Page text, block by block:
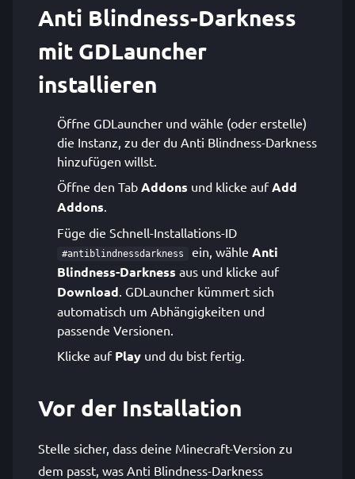
Anti Blindness-Darkness
mit GDLauncher
installieren
Öffne GDLauncher und wähle (oder erstelle)
die Instanz, zu der du Anti Blindness-Darkness
hinzufügen willst.
Öffne den Tab Addons und klicke aufAdd
Addons.
Füge die Schnell-Installations-ID
#antiblindnessdarkness ein, wähle Anti
Blindness-Darkness aus und klicke auf
Download. GDLauncher kümmert sich
automatisch um Abhängigkeiten und
passende Versionen.
Klicke auf Play und du bist fertig.
Vor der Installation
Stelle sicher, dass deine Minecraft-Version zu
dem passt, was Anti Blindness-Darkness